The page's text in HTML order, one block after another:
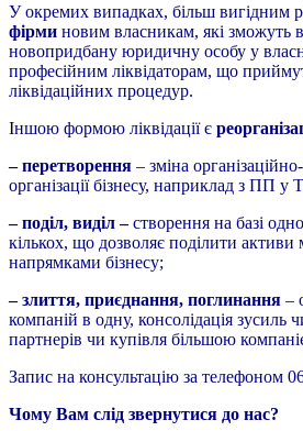
У окремих випадках, більш вигідним
фірми новим власникам, які зможуть
новопридбану юридичну особу у
професійним ліквідаторам, що
ліквідаційних процедур.
Іншою формою ліквідації є
– перетворення – зміна
організації бізнесу, наприклад з ПП у
– поділ, виділ –створення на базі
кількох, що дозволяє поділити
напрямками бізнесу;
– злиття, приєднання, поглинання –
компаній в одну, консолідація зусиль
партнерів чи купівля більшою
Запис на консультацію за телефоном
Чому Вам слід звернутися до нас?